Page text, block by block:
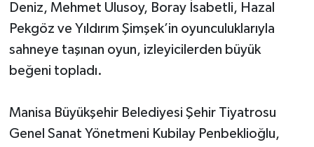
Deniz, Mehmet Ulusoy, Boray İsabetli, Hazal
Pekgöz ve Yıldırım Şimşek’in oyunculuklarıyla
sahneye taşınan oyun, izleyicilerden büyük
beğeni topladı.
Manisa Büyükşehir Belediyesi Şehir Tiyatrosu
Genel Sanat Yönetmeni Kubilay Penbeklioğlu,